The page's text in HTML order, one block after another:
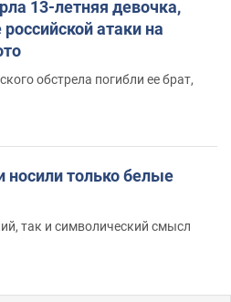
13-летняя девочка,
атаки на
обстрела погибли ее брат,
только белые
так и символический смысл